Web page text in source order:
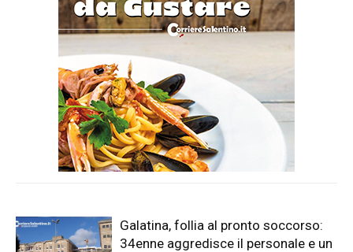
Galatina, follia al pronto soccorso:
34enne aggredisce il personale e un